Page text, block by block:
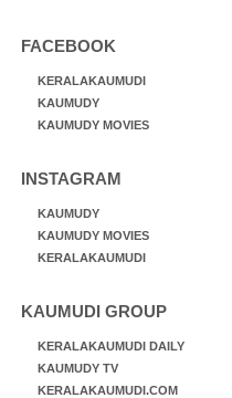
FACEBOOK
KERALAKAUMUDI
KAUMUDY
KAUMUDY MOVIES
INSTAGRAM
KAUMUDY
KAUMUDY MOVIES
KERALAKAUMUDI
KAUMUDI GROUP
KERALAKAUMUDI DAILY
KAUMUDY TV
KERALAKAUMUDI.COM